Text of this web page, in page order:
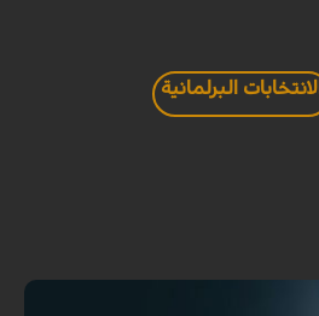
الانتخابات البرلمانية